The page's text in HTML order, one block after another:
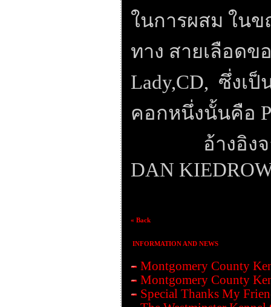
ในการผสม ใน
ทาง สายเลือด
Lady,CD, ซึ่งเป็
คอกหนึ่งนั้นคือ
อ้างอิง
DAN
« Back
INFORMATION AND NEWS
Montgomery County
Montgomery County
Special Thanks My